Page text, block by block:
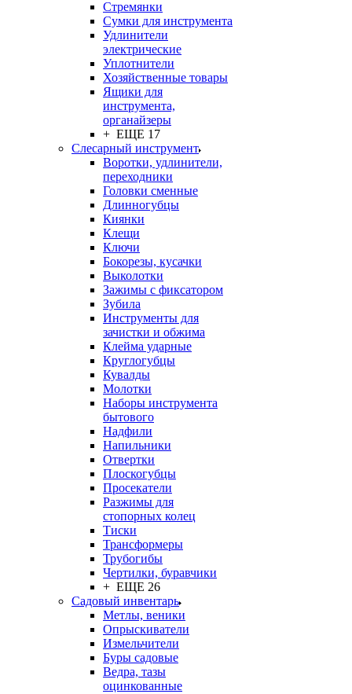
Стремянки
Сумки для инструмента
Удлинители
электрические
Уплотнители
Хозяйственные товары
Ящики для
инструмента,
органайзеры
+ ЕЩЕ 17
Слесарный инструмент
Воротки, удлинители,
переходники
Головки сменные
Длинногубцы
Киянки
Клещи
Ключи
Бокорезы, кусачки
Выколотки
Зажимы с фиксатором
Зубила
Инструменты для
зачистки и обжима
Клейма ударные
Круглогубцы
Кувалды
Молотки
Наборы инструмента
бытового
Надфили
Напильники
Отвертки
Плоскогубцы
Просекатели
Разжимы для
стопорных колец
Тиски
Трансформеры
Трубогибы
Чертилки, буравчики
+ ЕЩЕ 26
Садовый инвентарь
Метлы, веники
Опрыскиватели
Измельчители
Буры садовые
Ведра, тазы
оцинкованные